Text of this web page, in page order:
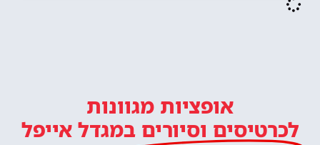
אופציות מגוונות
לכרטיסים וסיורים במגדל אייפל